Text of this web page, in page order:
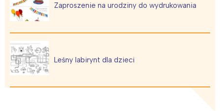
Zaproszenie na urodziny do wydrukowania
Leśny labirynt dla dzieci